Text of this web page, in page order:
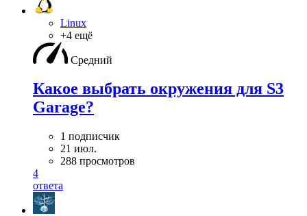
Linux
+4 ещё
Средний
Какое выбрать окружения для S3
Garage?
1 подписчик
21 июл.
288 просмотров
4
ответа